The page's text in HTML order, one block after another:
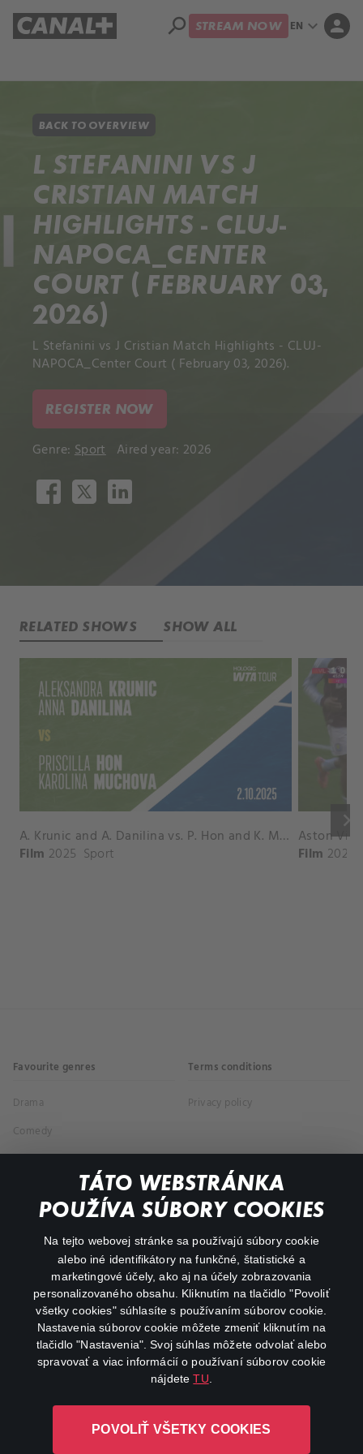
TÁTO WEBSTRÁNKA
POUŽÍVA SÚBORY COOKIES
Na tejto webovej stránke sa používajú súbory cookie
alebo iné identifikátory na funkčné, štatistické a
marketingové účely, ako aj na účely zobrazovania
personalizovaného obsahu. Kliknutím na tlačidlo "Povoliť
všetky cookies" súhlasíte s používaním súborov cookie.
Nastavenia súborov cookie môžete zmeniť kliknutím na
tlačidlo "Nastavenia". Svoj súhlas môžete odvolať alebo
spravovať a viac informácií o používaní súborov cookie
nájdeteTU
POVOLIŤ VŠETKY COOKIES
search STREAM NOW EN expand_more person
BACK TO OVERVIEW
L STEFANINI VS J
CRISTIAN MATCH
HIGHLIGHTS - CLUJ-
NAPOCA_CENTER
COURT ( FEBRUARY 03,
2026)
L Stefanini vs J Cristian Match Highlights - CLUJ-
NAPOCA_Center Court ( February 03, 2026).
REGISTER NOW
Genre: Sport Aired year: 2026
RELATED SHOWS SHOW ALL
keyboard_arrow_right
A. Krunic and A. Danilina vs. P. Hon and K. Muchova Match Highlights - BEIJING_Capital Group Diamond ( October 02, 2025)
Film 2025 Sport Film 2026
Favourite genres
Drama
Comedy
Terms conditions
Privacy policy
My profile
Important links
Canal+ Luxembourg S. à r.l. so sídlom Rue Albert Borschette 4,